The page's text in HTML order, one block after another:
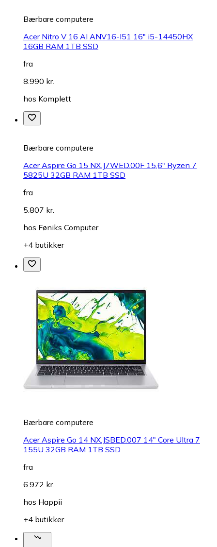
Bærbare computere
Acer Nitro V 16 AI ANV16-I51 16" i5-14450HX
16GB RAM 1TB SSD
fra
8.990 kr.
hos Komplett
Bærbare computere
Acer Aspire Go 15 NX.J7WED.00F 15,6" Ryzen 7
5825U 32GB RAM 1TB SSD
fra
5.807 kr.
hos Føniks Computer
+4 butikker
Bærbare computere
Acer Aspire Go 14 NX.JSBED.007 14" Core Ultra 7
155U 32GB RAM 1TB SSD
fra
6.972 kr.
hos Happii
+4 butikker